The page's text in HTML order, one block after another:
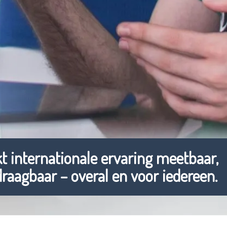
internationale ervaring meetbaar,
– overal en voor iedereen.